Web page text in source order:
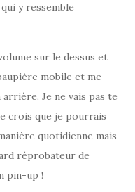
qui y ressemble
sur le dessus et
mobile et me
Je ne vais pas te
crois que je pourrais
quotidienne mais
réprobateur de
pin-up !